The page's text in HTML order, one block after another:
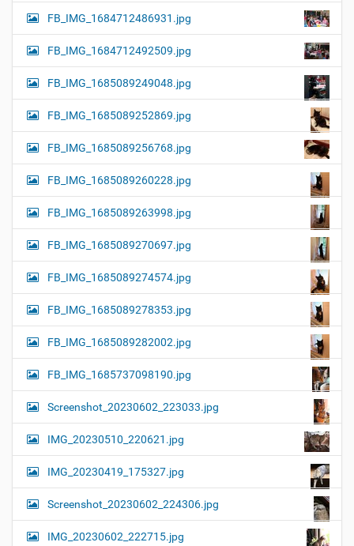
FB_IMG_1684712486931.jpg
FB_IMG_1684712492509.jpg
FB_IMG_1685089249048.jpg
FB_IMG_1685089252869.jpg
FB_IMG_1685089256768.jpg
FB_IMG_1685089260228.jpg
FB_IMG_1685089263998.jpg
FB_IMG_1685089270697.jpg
FB_IMG_1685089274574.jpg
FB_IMG_1685089278353.jpg
FB_IMG_1685089282002.jpg
FB_IMG_1685737098190.jpg
Screenshot_20230602_223033.jpg
IMG_20230510_220621.jpg
IMG_20230419_175327.jpg
Screenshot_20230602_224306.jpg
IMG_20230602_222715.jpg